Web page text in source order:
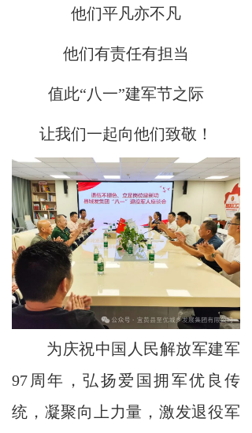
他们平凡亦不凡
他们有责任有担当
值此“八一”建军节之际
让我们一起向他们致敬！
为庆祝中国人民解放军建军
97周年，弘扬爱国拥军优良传
统，凝聚向上力量，激发退役军